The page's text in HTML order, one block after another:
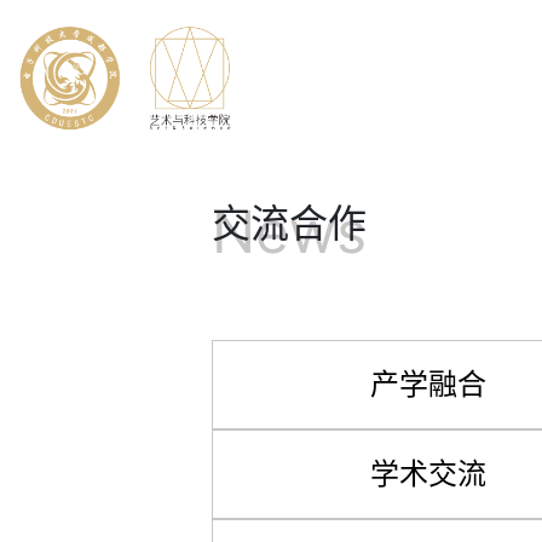
交流合作
News
产学融合
学术交流